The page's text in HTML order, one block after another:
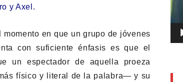
y Axel.
en que un grupo de jóvenes
con suficiente énfasis es que el
un espectador de aquella proeza
físico y literal de la palabra— y su